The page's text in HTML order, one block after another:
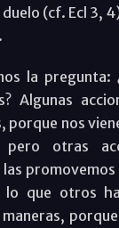
(cf. Ecl 3,
la pregunta:
Algunas
porque nos
pero otras
las
que otros